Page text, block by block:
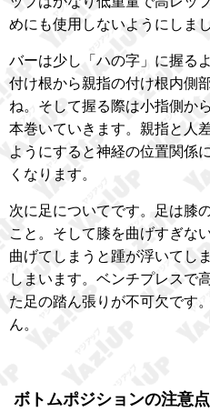
めにも使用しないようにしまし
バーは少し「ハの字」に握る
付け根から親指の付け根内側
ね。そして握る際は小指側か
本巻いていきます。親指と人
ようにすると神経の位置関係
くなります。
次に足についてです。足は膝
こと。そして膝を曲げすぎな
曲げてしまうと踵が浮いてし
しまいます。ベンチプレスで
た足の踏ん張りが不可欠です
ん。
ボトムポジションの注意点